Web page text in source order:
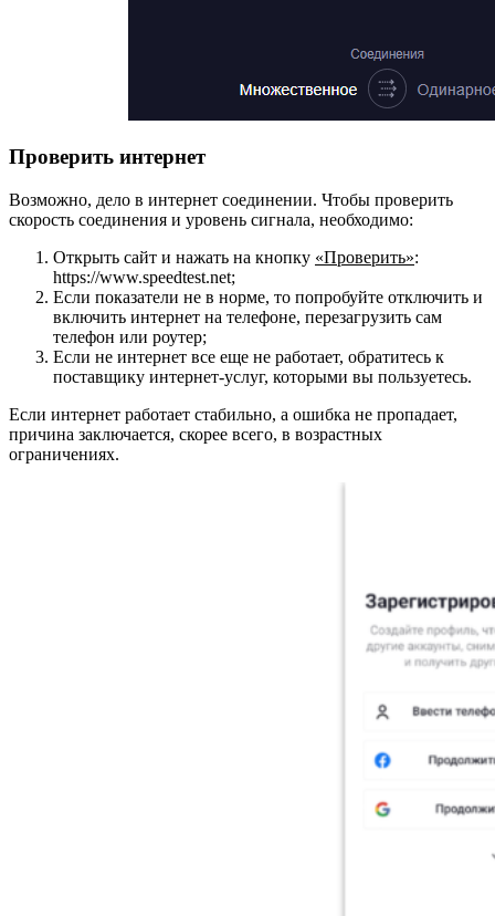
Проверить интернет
Возможно, дело в интернет соединении. Чтобы проверить
скорость соединения и уровень сигнала, необходимо:
Открыть сайт и нажать на кнопку «Проверить»:
https://www.speedtest.net;
Если показатели не в норме, то попробуйте отключить и
включить интернет на телефоне, перезагрузить сам
телефон или роутер;
Если не интернет все еще не работает, обратитесь к
поставщику интернет-услуг, которыми вы пользуетесь.
Если интернет работает стабильно, а ошибка не пропадает,
причина заключается, скорее всего, в возрастных
ограничениях.